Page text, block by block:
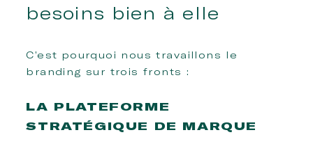
besoins bien à elle
C’est pourquoi nous travaillons le
branding sur trois fronts :
LA PLATEFORME
STRATÉGIQUE DE MARQUE